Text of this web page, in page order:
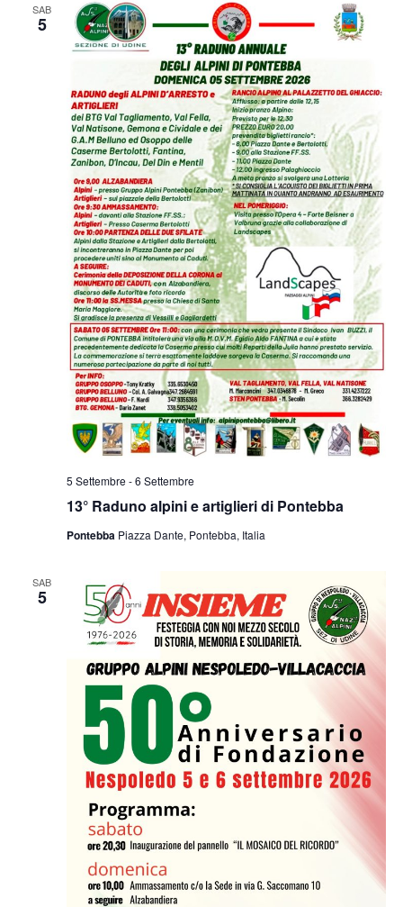
SAB
5
13° Raduno alpini e artiglieri di Pontebba
5 Settembre -6 Settembre
Pontebba Piazza Dante, Pontebba, Italia
SAB
5